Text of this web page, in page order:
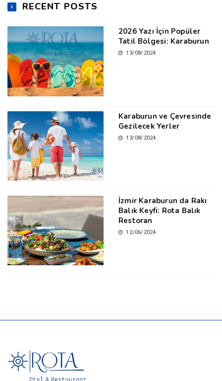
RECENT POSTS
2026 Yazı İçin Popüler
Tatil Bölgesi: Karaburun
13/08/2024
Karaburun ve Çevresinde
Gezilecek Yerler
13/08/2024
İzmir Karaburun da Rakı
Balık Keyfi: Rota Balık
Restoran
12/06/2024